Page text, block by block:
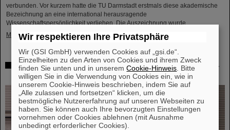
verbunden. Vor kurzem hatte die TU Darmstadt erstmals diese akademische
Bezeichnung an eine international herausragende
Wissenschaftspersönlichkeit verliehen. Die Auszeichnung wurde ...
Mehr »
Erweiterung der Grenzen der superschweren Elemente –
Neues Seaborgium-Isotop bei GSI/FAIR entdeckt
Wir respektieren Ihre Privatsphäre
Wir (GSI GmbH) verwenden Cookies auf „gsi.de“.
Einzelheiten zu den Arten von Cookies und ihrem Zweck
finden Sie unten und in unseremCookie-Hinweis . Bitte
willigen Sie in die Verwendung von Cookies ein, wie in
unserem Cookie-Hinweis beschrieben, indem Sie auf
„Alle zulassen und fortsetzen“ klicken, um die
bestmögliche Nutzererfahrung auf unseren Webseiten zu
haben. Sie können auch Ihre bevorzugten Einstellungen
vornehmen oder Cookies ablehnen (mit Ausnahme
unbedingt erforderlicher Cookies).